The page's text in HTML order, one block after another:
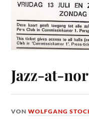
Jazz-at-
VONWOLFGANG